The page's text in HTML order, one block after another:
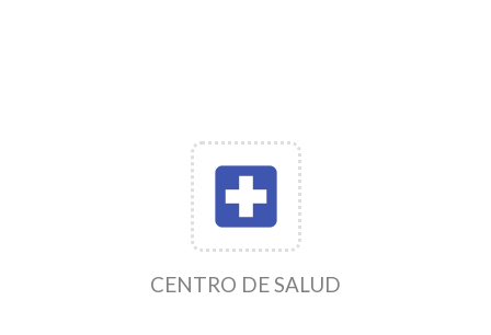
local_hospital
CENTRO DE SALUD